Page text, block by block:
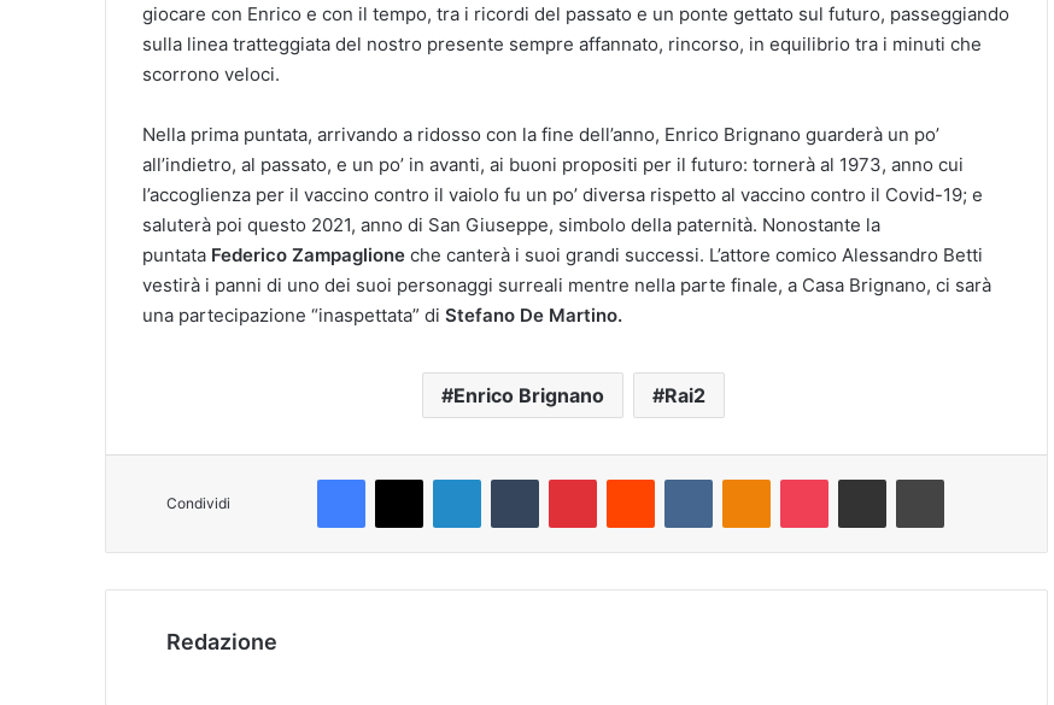
giocare con Enrico e con il tempo, tra i ricordi del passato e un ponte gettato sul futuro, passeggiando
sulla linea tratteggiata del nostro presente sempre affannato, rincorso, in equilibrio tra i minuti che
scorrono veloci.
Nella prima puntata, arrivando a ridosso con la fine dell’anno, Enrico Brignano guarderà un po’
all’indietro, al passato, e un po’ in avanti, ai buoni propositi per il futuro: tornerà al 1973, anno cui
l’accoglienza per il vaccino contro il vaiolo fu un po’ diversa rispetto al vaccino contro il Covid-19; e
saluterà poi questo 2021, anno di San Giuseppe, simbolo della paternità. Nonostante la
puntata Federico Zampaglione che canterà i suoi grandi successi. L’attore comico Alessandro Betti
vestirà i panni di uno dei suoi personaggi surreali mentre nella parte finale, a Casa Brignano, ci sarà
una partecipazione “inaspettata” di Stefano De Martino.
Enrico Brignano Rai2
Condividi
Redazione